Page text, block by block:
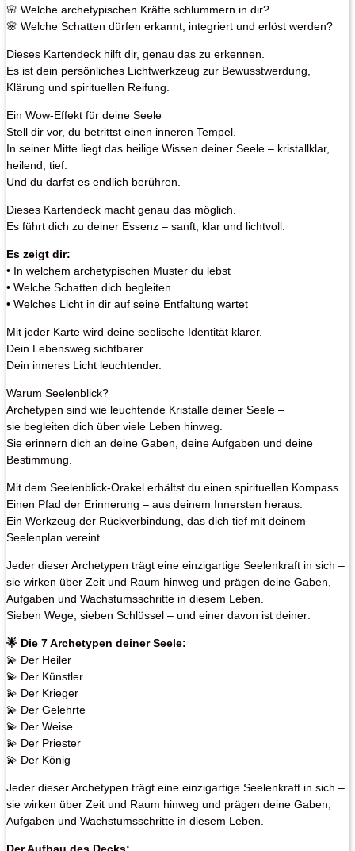
🌸 Welche archetypischen Kräfte schlummern in dir?
🌸 Welche Schatten dürfen erkannt, integriert und erlöst werden?
Dieses Kartendeck hilft dir, genau das zu erkennen.
Es ist dein persönliches Lichtwerkzeug zur Bewusstwerdung,
Klärung und spirituellen Reifung.
Ein Wow-Effekt für deine Seele
Stell dir vor, du betrittst einen inneren Tempel.
In seiner Mitte liegt das heilige Wissen deiner Seele – kristallklar,
heilend, tief.
Und du darfst es endlich berühren.
Dieses Kartendeck macht genau das möglich.
Es führt dich zu deiner Essenz – sanft, klar und lichtvoll.
Es zeigt dir:
• In welchem archetypischen Muster du lebst
• Welche Schatten dich begleiten
• Welches Licht in dir auf seine Entfaltung wartet
Mit jeder Karte wird deine seelische Identität klarer.
Dein Lebensweg sichtbarer.
Dein inneres Licht leuchtender.
Warum Seelenblick?
Archetypen sind wie leuchtende Kristalle deiner Seele –
sie begleiten dich über viele Leben hinweg.
Sie erinnern dich an deine Gaben, deine Aufgaben und deine
Bestimmung.
Mit dem Seelenblick-Orakel erhältst du einen spirituellen Kompass.
Einen Pfad der Erinnerung – aus deinem Innersten heraus.
Ein Werkzeug der Rückverbindung, das dich tief mit deinem
Seelenplan vereint.
Jeder dieser Archetypen trägt eine einzigartige Seelenkraft in sich –
sie wirken über Zeit und Raum hinweg und prägen deine Gaben,
Aufgaben und Wachstumsschritte in diesem Leben.
Sieben Wege, sieben Schlüssel – und einer davon ist deiner:
🌟 Die 7 Archetypen deiner Seele:
💫 Der Heiler
💫 Der Künstler
💫 Der Krieger
💫 Der Gelehrte
💫 Der Weise
💫 Der Priester
💫 Der König
Jeder dieser Archetypen trägt eine einzigartige Seelenkraft in sich –
sie wirken über Zeit und Raum hinweg und prägen deine Gaben,
Aufgaben und Wachstumsschritte in diesem Leben.
Der Aufbau des Decks: